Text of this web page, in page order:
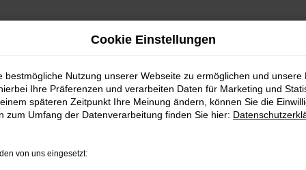
kaufen mit
für Heidelberg
Cookie Einstellungen
bestmögliche Nutzung unserer Webseite zu ermöglichen und unsere
Ihre Präferenzen und verarbeiten Daten für Marketing und
späteren Zeitpunkt Ihre Meinung ändern, können Sie die
zum Umfang der Datenverarbeitung finden Sie hier:
von uns eingesetzt: